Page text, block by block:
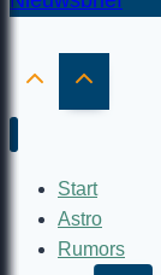
Start
Astro
Rumors